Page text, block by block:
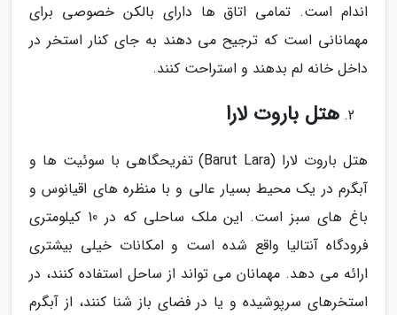
اندام است. تمامی اتاق ها دارای بالکن خصوصی برای
مهمانانی است که ترجیح می دهند به جای کنار استخر در
داخل خانه لم بدهند و استراحت کنند.
هتل باروت لارا
هتل باروت لارا (Barut Lara) تفریحگاهی با سوئیت ها و
آبگرم در یک محیط بسیار عالی و با منظره های اقیانوس و
باغ های سبز است. این ملک ساحلی که در 10 کیلومتری
فرودگاه آنتالیا واقع شده است و امکانات خیلی بیشتری
ارائه می دهد. مهمانان می تواند از ساحل استفاده کنند، در
استخرهای سرپوشیده و یا در فضای باز شنا کنند، از آبگرم